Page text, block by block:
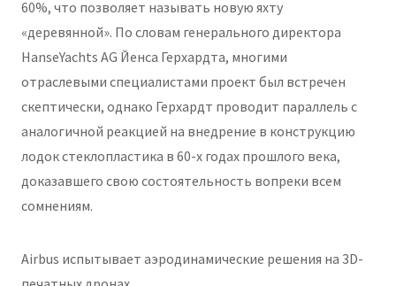
60%, что позволяет называть новую яхту
«деревянной». По словам генерального директора
HanseYachts AG Йенса Герхардта, многими
отраслевыми специалистами проект был встречен
скептически, однако Герхардт проводит параллель с
аналогичной реакцией на внедрение в конструкцию
лодок стеклопластика в 60-х годах прошлого века,
доказавшего свою состоятельность вопреки всем
сомнениям.
Airbus испытывает аэродинамические решения на 3D-